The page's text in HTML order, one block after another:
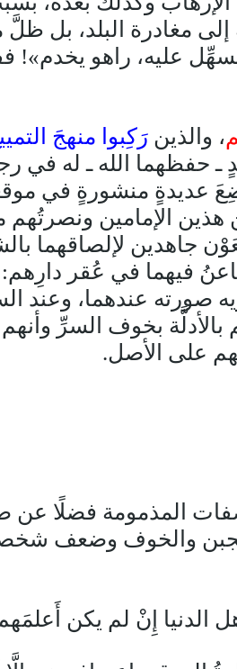
مغادرة البلد، بل ظلَّ
عليه، راهو يخدم»!
، والذين رَكِبوا منهجَ
حفظهما الله ـ له في
عديدةٍ منشورةٍ في
الإمامين ونصرتُهم
جاهدين لإلصاقهما
فيهما في عُقر
صورته عندهما، وعند
بخوف السرِّ
على الأصل.
المذمومة فضلًا عن
والخوف وضعف
إِنْ لم يكن